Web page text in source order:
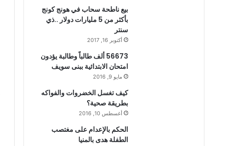
بيع ناطحة سحاب في هونج كونج
بأكثر من 5 مليارات دولار ..ذي
سنتر
أكتوبر 16, 2017
56673 ألف طالباً وطالبة يؤدون
امتحان الابتدائية ببنى سويف
مايو 9, 2016
كيف تغسل الخضروات والفواكه
بطريقة صحية؟
أغسطس 10, 2016
الحكم بالإعدام على مغتصب
الطفلة هدى بالمنيا